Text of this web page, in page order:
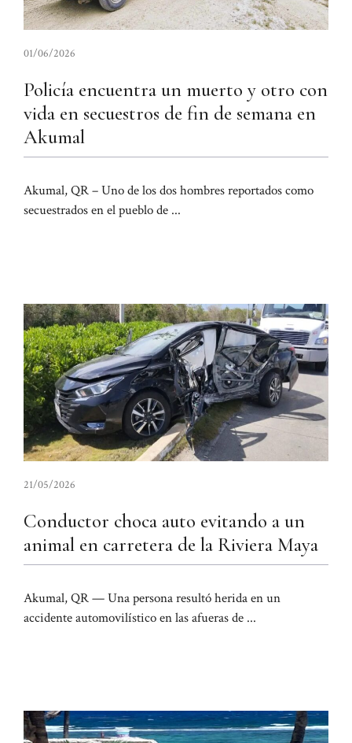
01/06/2026
Policía encuentra un muerto y otro con
vida en secuestros de fin de semana en
Akumal
Akumal, QR – Uno de los dos hombres reportados como
secuestrados en el pueblo de ...
21/05/2026
Conductor choca auto evitando a un
animal en carretera de la Riviera Maya
Akumal, QR — Una persona resultó herida en un
accidente automovilístico en las afueras de ...